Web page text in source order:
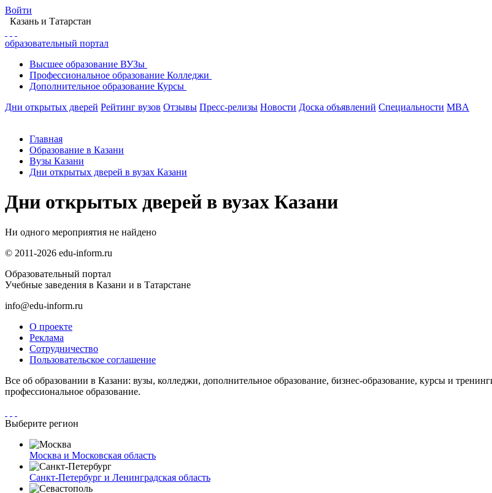
Войти
Казань и Татарстан
образовательный портал
Высшее образование ВУЗы
Профессиональное образование Колледжи
Дополнительное образование Курсы
Дни открытых дверей Рейтинг вузов Отзывы Пресс-релизы Новости Доска объявлений Специальности MBA
Главная
Образование в Казани
Вузы Казани
Дни открытых дверей в вузах Казани
Дни открытых дверей в вузах Казани
Ни одного мероприятия не найдено
© 2011-2026 edu-inform.ru
Образовательный портал
Учебные заведения в Казани и в Татарстане
info@edu-inform.ru
О проекте
Реклама
Сотрудничество
Пользовательское соглашение
Все об образовании в Казани: вузы, колледжи, дополнительное образование, бизнес-образование, курсы и
профессиональное образование.
Выберите регион
Москва и Московская область
Санкт-Петербург и Ленинградская область